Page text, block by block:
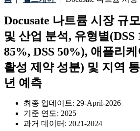
Docusate 나트륨 시장 규
및 산업 분석, 유형별(DSS
85%, DSS 50%), 애플리
활성 제약 성분) 및 지역
년 예측
최종 업데이트: 29-April-2026
기준 연도: 2025
과거 데이터: 2021-2024